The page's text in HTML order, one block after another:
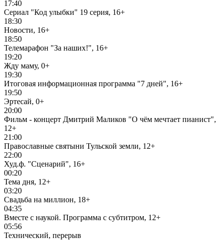
17:40
Сериал "Код улыбки" 19 серия, 16+
18:30
Новости, 16+
18:50
Телемарафон "За наших!", 16+
19:20
Жду маму, 0+
19:30
Итоговая информационная программа "7 дней", 16+
19:50
Эртесай, 0+
20:00
Фильм - концерт Дмитрий Маликов "О чём мечтает пианист",
12+
21:00
Православные святыни Тульской земли, 12+
22:00
Худ.ф. "Сценарий", 16+
00:20
Тема дня, 12+
03:20
Свадьба на миллион, 18+
04:35
Вместе с наукой. Программа с субтитром, 12+
05:56
Технический, перерыв